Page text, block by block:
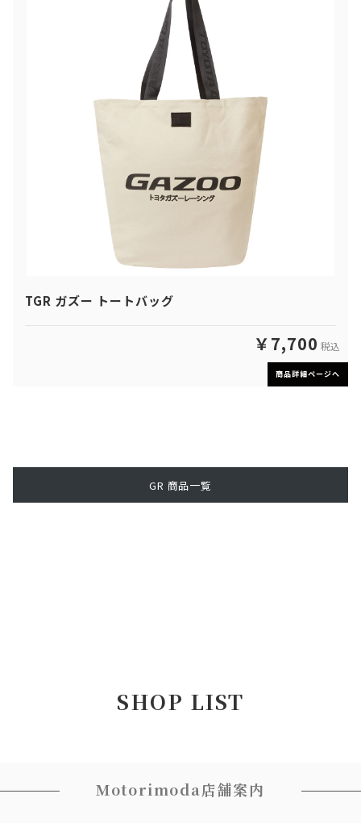
TGR ガズー トートバッグ
￥7,700 税込
商品詳細ページへ
GR 商品一覧
SHOP LIST
Motorimoda店舗案内